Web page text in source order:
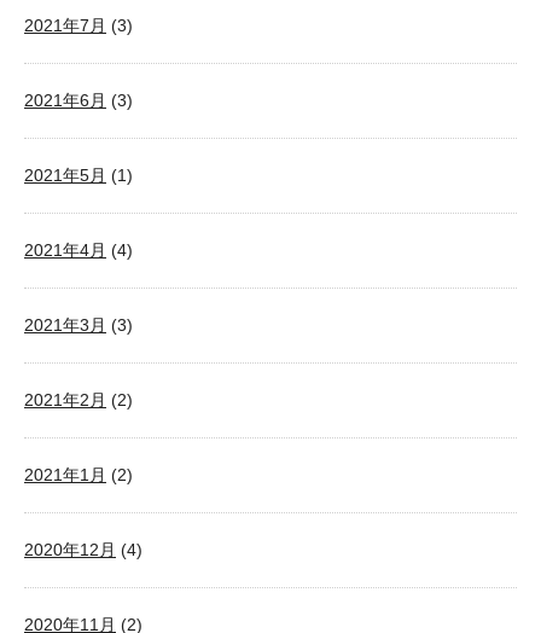
2021年7月 (3)
2021年6月 (3)
2021年5月 (1)
2021年4月 (4)
2021年3月 (3)
2021年2月 (2)
2021年1月 (2)
2020年12月 (4)
2020年11月 (2)